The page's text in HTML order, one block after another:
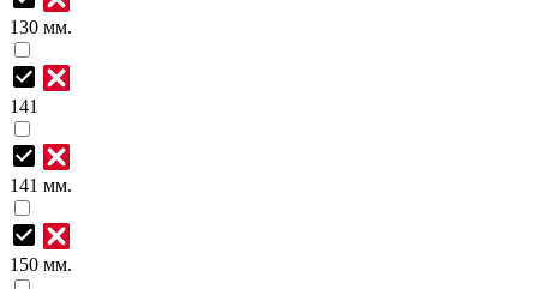
130 мм.
141
141 мм.
150 мм.